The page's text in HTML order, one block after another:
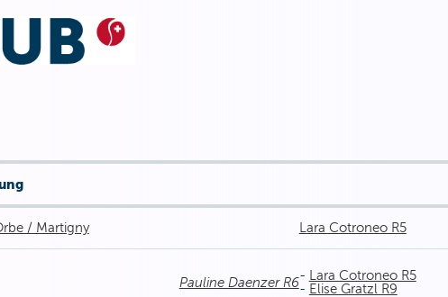
/ Martigny Lara Cotroneo R5
Pauline Daenzer R6-
Lara Cotroneo R5
- Elise Gratzl R9